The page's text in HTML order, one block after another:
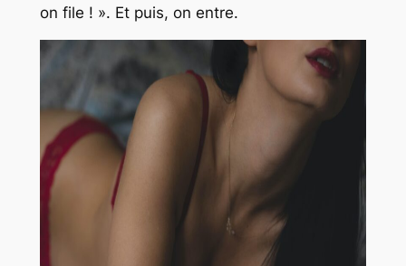
on file ! ». Et puis, on entre.